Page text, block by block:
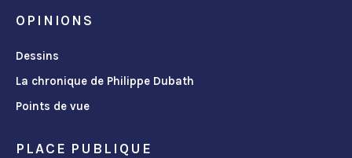
OPINIONS
Dessins
La chronique de Philippe Dubath
Points de vue
PLACE PUBLIQUE